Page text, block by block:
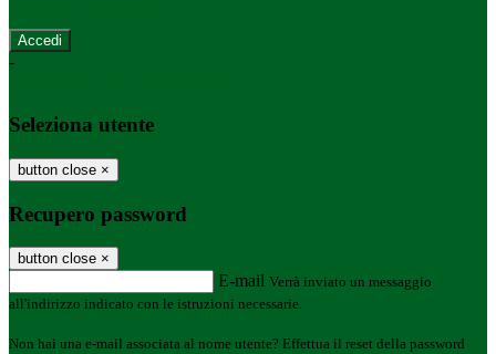
-
Seleziona utente
button close ×
Recupero password
button close ×
E-mail Verrà inviato un messaggio
all'indirizzo indicato con le istruzioni necessarie.
Non hai una e-mail associata al nome utente? Effettua il reset della password